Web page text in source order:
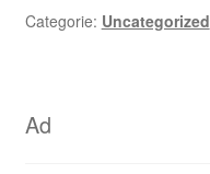
Categorie: Uncategorized
Ad